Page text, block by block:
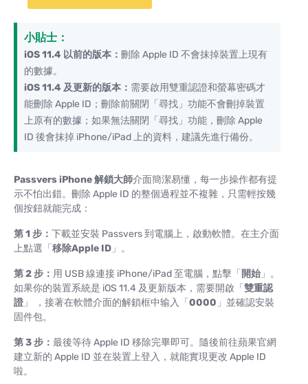
小貼士：
iOS 11.4 以前的版本： 刪除 Apple ID 不會抹掉裝置上現有
的數據。
iOS 11.4 及更新的版本： 需要啟用雙重認證和螢幕密碼才
能刪除 Apple ID；刪除前關閉「尋找」功能不會刪掉裝置
上原有的數據；如果無法關閉「尋找」功能，刪除 Apple
ID 後會抹掉 iPhone/iPad 上的資料，建議先進行備份。
Passvers iPhone解鎖大師介面簡潔易懂，每一步操作都有提
示不怕出錯。刪除 Apple ID 的整個過程並不複雜，只需輕按幾
個按鈕就能完成：
第 1 步： 下載並安裝 Passvers 到電腦上，啟動軟體。在主介面
上點選「 移除Apple ID 」。
第 2步： 用 USB 線連接 iPhone/iPad 至電腦，點擊「 開始 」。
如果你的裝置系統是 iOS 11.4 及更新版本，需要開啟「 雙重認
證 」 ，接著在軟體介面的解鎖框中输入「 0000 」並確認安裝
固件包。
第 3 步： 最後等待 Apple ID 移除完畢即可。隨後前往蘋果官網
建立新的 Apple ID 並在裝置上登入，就能實現更改 Apple ID
啦。